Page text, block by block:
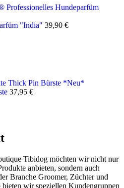
"India" 39,90 €
37,95 €
Tibidog möchten wir nicht nur
anbieten, sondern auch
Branche Groomer, Züchter und
wir speziellen Kundengruppen